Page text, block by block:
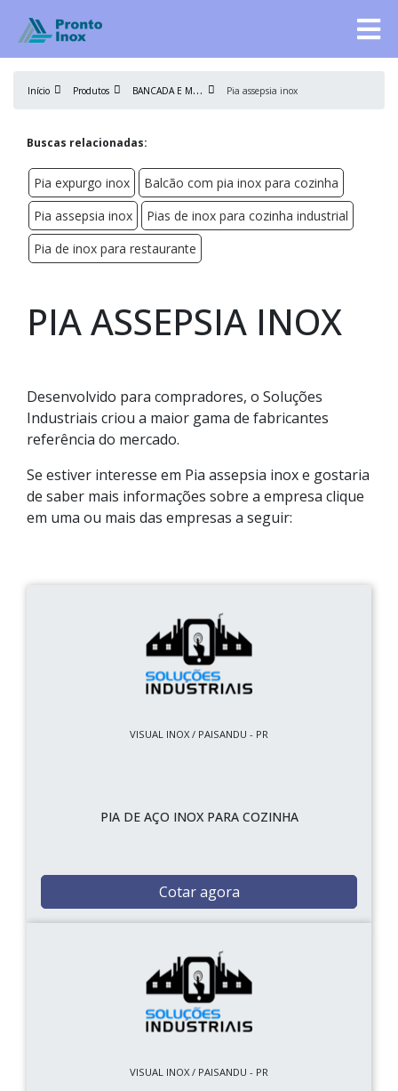
Início Produtos B
ANCADA E MESA DE AÇO INOX Pia assepsia inox
Buscas relacionadas:
Pia expurgo inox
Balcão com pia inox para cozinha
Pia assepsia inox
Pias de inox para cozinha industrial
Pia de inox para restaurante
PIA ASSEPSIA INOX
Desenvolvido para compradores, o Soluções
Industriais criou a maior gama de fabricantes
referência do mercado.
Se estiver interesse em Pia assepsia inox e gostaria
de saber mais informações sobre a empresa clique
em uma ou mais das empresas a seguir:
VISUAL INOX / PAISANDU - PR
PIA DE AÇO INOX PARA COZINHA
Cotar agora
VISUAL INOX / PAISANDU - PR